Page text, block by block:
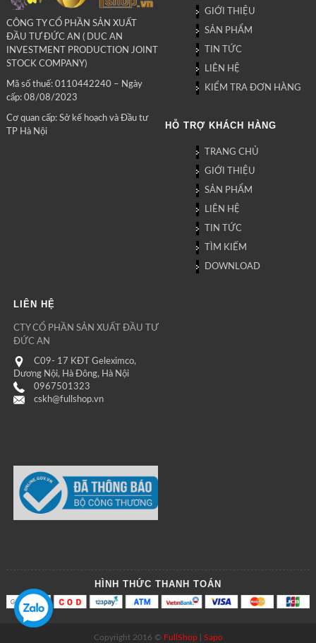
CÔNG TY CỔ PHẦN SẢN XUẤT
ĐẦU TƯ ĐỨC AN ( DUC AN
INVESTMENT PRODUCTION JOINT
STOCK COMPANY)
Mã số thuế: 0110442240 – Ngày
cấp: 08/08/2023
Cơ quan cấp: Sở kế hoạch và Đầu tư
TP Hà Nội
GIỚI THIỆU
SẢN PHẨM
TIN TỨC
LIÊN HỆ
KIỂM TRA ĐƠN HÀNG
HỖ TRỢ KHÁCH HÀNG
TRANG CHỦ
GIỚI THIỆU
SẢN PHẨM
LIÊN HỆ
TIN TỨC
TÌM KIẾM
DOWNLOAD
LIÊN HỆ
CTY CỔ PHẦN SẢN XUẤT ĐẦU TƯ
ĐỨC AN
C09- 17 KĐT Geleximco,
Dương Nội, Hà Đông, Hà Nội
0967501323
cskh@fullshop.vn
HÌNH THỨC THANH TOÁN
Copyright 2016 © FullShop| Sapo